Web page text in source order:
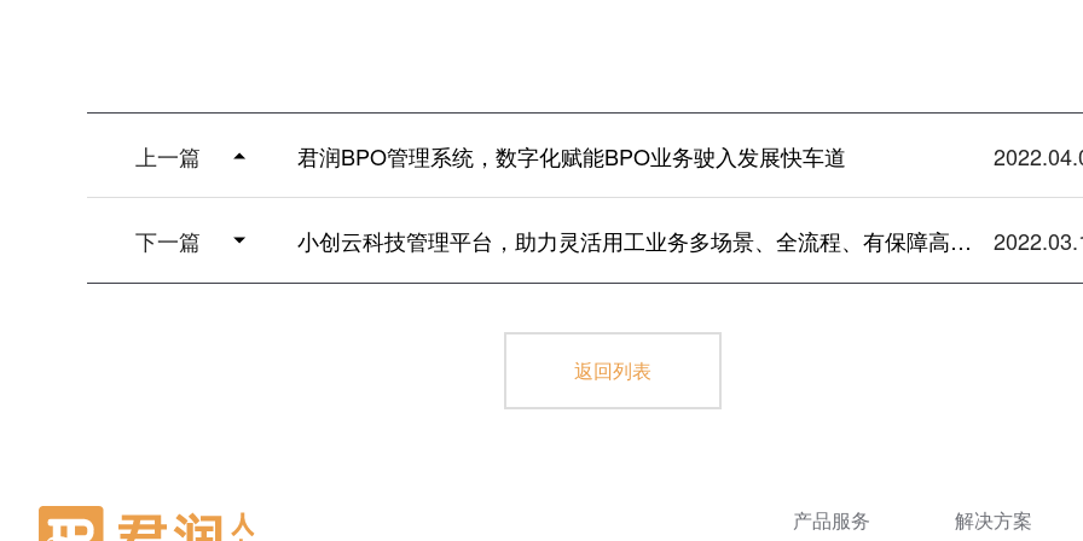
上一篇 君润BPO管理系统，数字化赋能BPO业务驶入发展快车道
下一篇 小创云科技管理平台，助力灵活用工业务多场景、全流程、有保障高效运营
返回列表
产品服务 解决方案